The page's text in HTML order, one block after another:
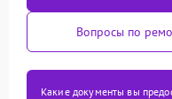
Вопросы по
Какие документы вы